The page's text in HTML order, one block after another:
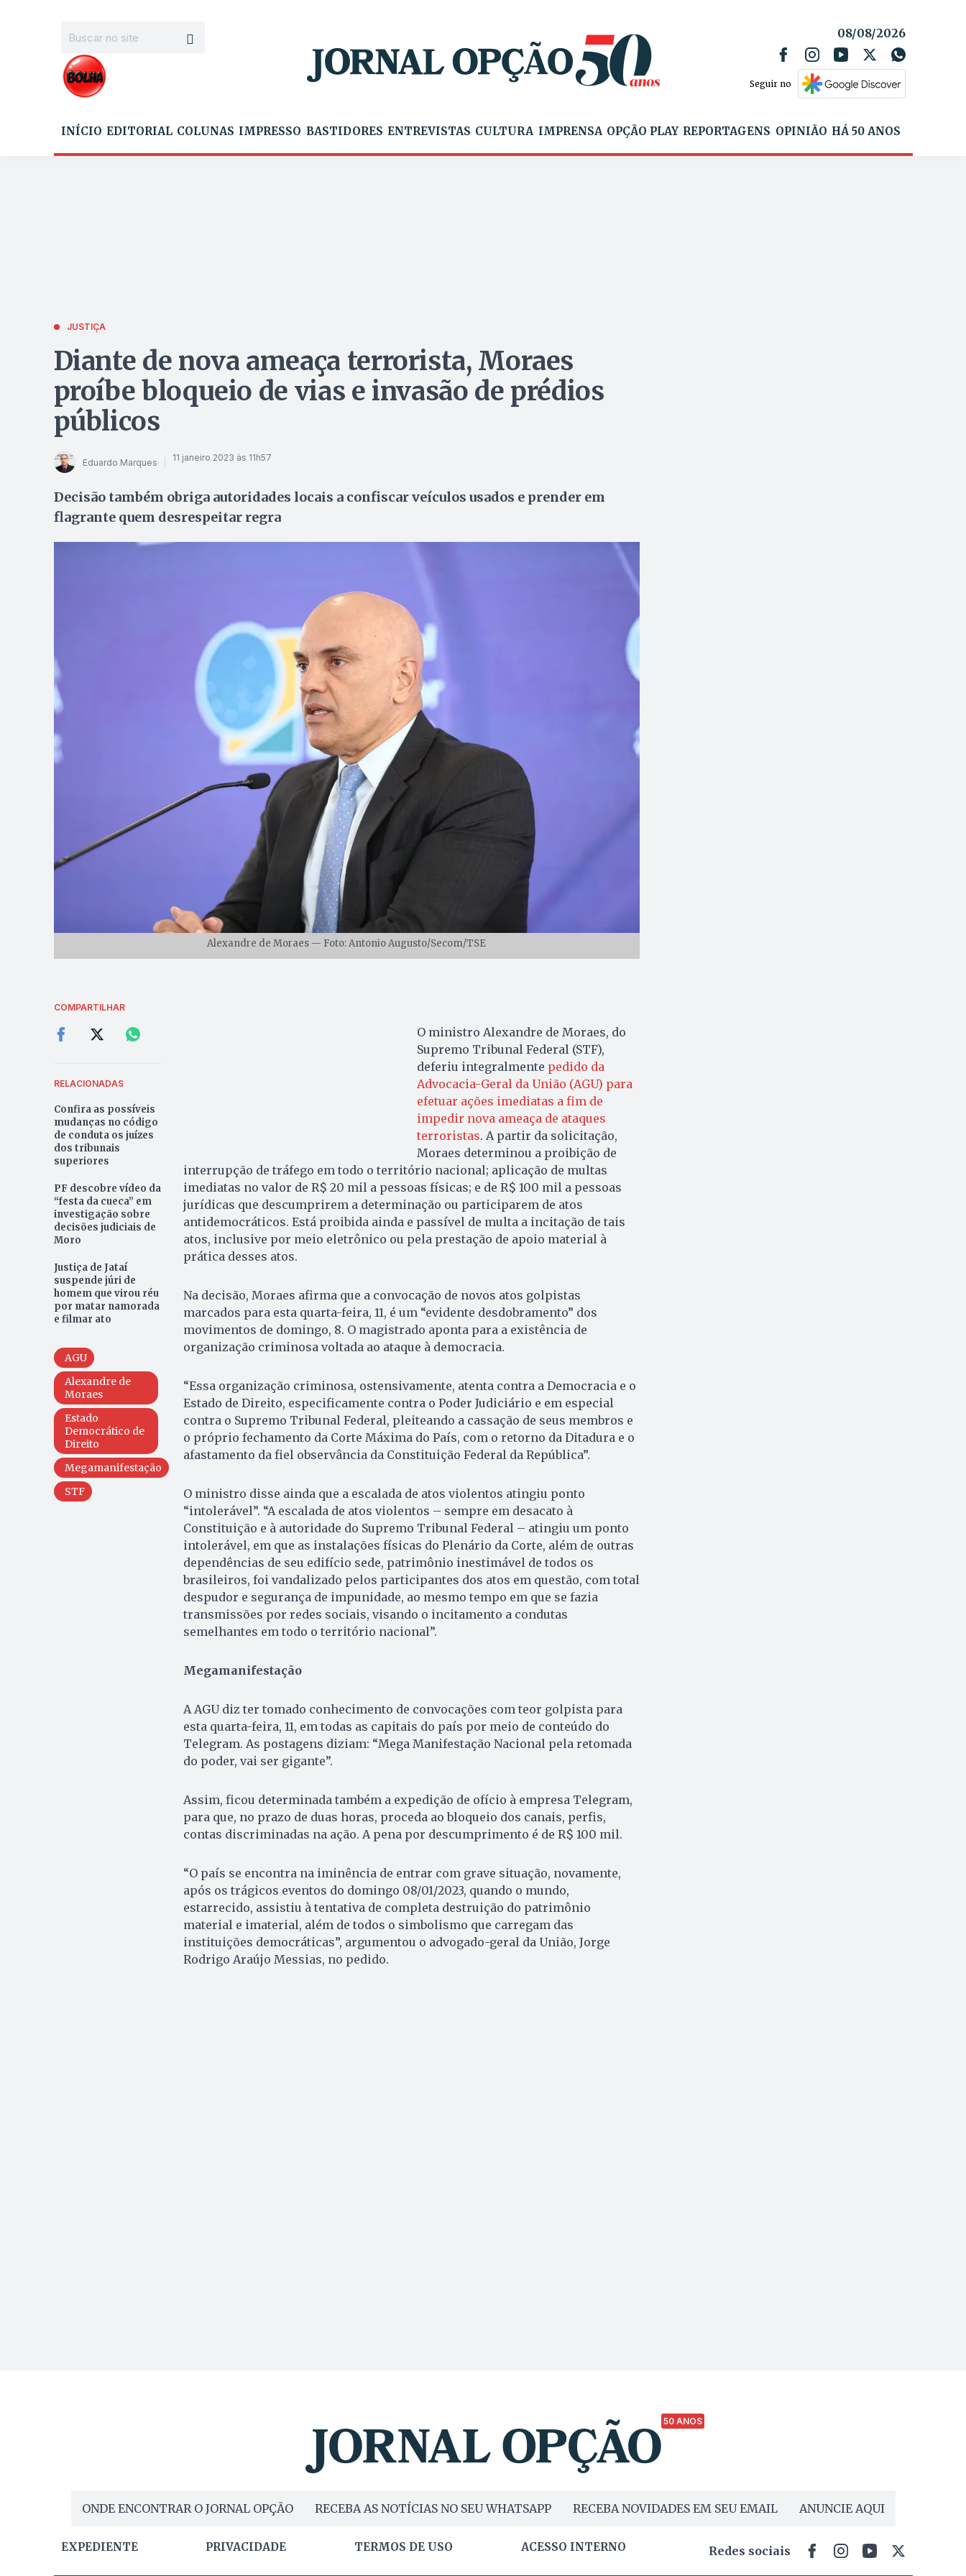
08/08/2026
Seguir no
INÍCIO EDITORIAL COLUNAS IMPRESSO BASTIDORES ENTREVISTAS CULTURA IMPRENSA OPÇÃO PLAY REPORTAGENS OPINIÃO HÁ 50 ANOS
JUSTIÇA
Diante de nova ameaça terrorista, Moraes
proíbe bloqueio de vias e invasão de prédios
públicos
Eduardo Marques 11 janeiro 2023 às 11h57
Decisão também obriga autoridades locais a confiscar veículos usados e prender em
flagrante quem desrespeitar regra
Alexandre de Moraes — Foto: Antonio Augusto/Secom/TSE
COMPARTILHAR
RELACIONADAS
Confira as possíveis
mudanças no código
de conduta os juízes
dos tribunais
superiores
PF descobre vídeo da
“festa da cueca” em
investigação sobre
decisões judiciais de
Moro
Justiça de Jataí
suspende júri de
homem que virou réu
por matar namorada
e filmar ato
AGU
Alexandre de
Moraes
Estado
Democrático de
Direito
Megamanifestação
STF
O ministro Alexandre de Moraes, do
Supremo Tribunal Federal (STF),
deferiu integralmente pedido da
Advocacia-Geral da União (AGU) para
efetuar ações imediatas a fim de
impedir nova ameaça de ataques
terroristas. A partir da solicitação,
Moraes determinou a proibição de
interrupção de tráfego em todo o território nacional; aplicação de multas
imediatas no valor de R$ 20 mil a pessoas físicas; e de R$ 100 mil a pessoas
jurídicas que descumprirem a determinação ou participarem de atos
antidemocráticos. Está proibida ainda e passível de multa a incitação de tais
atos, inclusive por meio eletrônico ou pela prestação de apoio material à
prática desses atos.
Na decisão, Moraes afirma que a convocação de novos atos golpistas
marcados para esta quarta-feira, 11, é um “evidente desdobramento” dos
movimentos de domingo, 8. O magistrado aponta para a existência de
organização criminosa voltada ao ataque à democracia.
“Essa organização criminosa, ostensivamente, atenta contra a Democracia e o
Estado de Direito, especificamente contra o Poder Judiciário e em especial
contra o Supremo Tribunal Federal, pleiteando a cassação de seus membros e
o próprio fechamento da Corte Máxima do País, com o retorno da Ditadura e o
afastamento da fiel observância da Constituição Federal da República”.
O ministro disse ainda que a escalada de atos violentos atingiu ponto
“intolerável”. “A escalada de atos violentos – sempre em desacato à
Constituição e à autoridade do Supremo Tribunal Federal – atingiu um ponto
intolerável, em que as instalações físicas do Plenário da Corte, além de outras
dependências de seu edifício sede, patrimônio inestimável de todos os
brasileiros, foi vandalizado pelos participantes dos atos em questão, com total
despudor e segurança de impunidade, ao mesmo tempo em que se fazia
transmissões por redes sociais, visando o incitamento a condutas
semelhantes em todo o território nacional”.
Megamanifestação
A AGU diz ter tomado conhecimento de convocações com teor golpista para
esta quarta-feira, 11, em todas as capitais do país por meio de conteúdo do
Telegram. As postagens diziam: “Mega Manifestação Nacional pela retomada
do poder, vai ser gigante”.
Assim, ficou determinada também a expedição de ofício à empresa Telegram,
para que, no prazo de duas horas, proceda ao bloqueio dos canais, perfis,
contas discriminadas na ação. A pena por descumprimento é de R$ 100 mil.
“O país se encontra na iminência de entrar com grave situação, novamente,
após os trágicos eventos do domingo 08/01/2023, quando o mundo,
estarrecido, assistiu à tentativa de completa destruição do patrimônio
material e imaterial, além de todos o simbolismo que carregam das
instituições democráticas”, argumentou o advogado-geral da União, Jorge
Rodrigo Araújo Messias, no pedido.
50 ANOS
ONDE ENCONTRAR O JORNAL OPÇÃO RECEBA AS NOTÍCIAS NO SEU WHATSAPP RECEBA NOVIDADES EM SEU EMAIL ANUNCIE AQUI
EXPEDIENTE PRIVACIDADE TERMOS DE USO ACESSO INTERNO Redes sociais